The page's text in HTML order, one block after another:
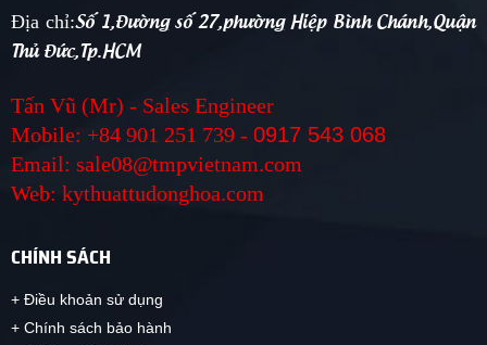
Địa chỉ:Số 1,Đường số 27,phường Hiệp Bình Chánh,Quận
Thủ Đức,Tp.HCM
Tấn Vũ (Mr) - Sales Engineer
Mobile: +84 901 251 739 - 0917 543 068
Email: sale08@tmpvietnam.com
Web: kythuattudonghoa.com
CHÍNH SÁCH
+ Điều khoản sử dụng
+ Chính sách bảo hành